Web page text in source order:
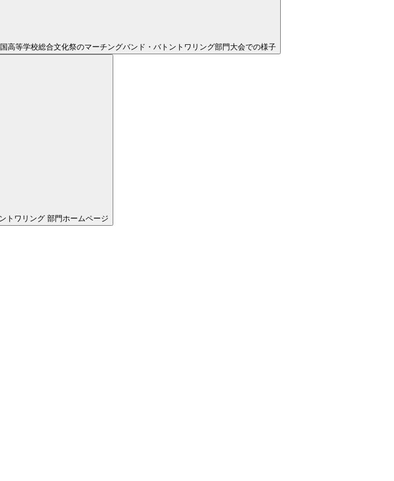
高等学校総合文化祭のマーチングバンド・バトントワリング部門大会での様子
トワリング 部門ホームページ